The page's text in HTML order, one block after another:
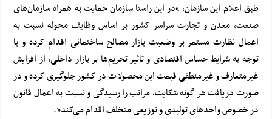
طبق اعلام این سازمان، “در این راستا سازمان حمایت به همراه سازمان‌های
صنعت، معدن و تجارت سراسر کشور بر اساس وظایف محوله نسبت به
اعمال نظارت مستمر بر وضعیت بازار مصالح ساختمانی اقدام کرده و با
توجه به شرایط حساس اقتصادی و تاثیر تحریم‌ها بر بازار داخلی، از افزایش
غیرمتعارف و غیرمنطقی قیمت این محصولات در کشور جلوگیری کرده و در
صورت دریافت هر گونه شکایت، مراتب را رسیدگی و نسبت به اعمال قانون
در خصوص واحدهای تولیدی و توزیعی متخلف اقدام می‌کند”.